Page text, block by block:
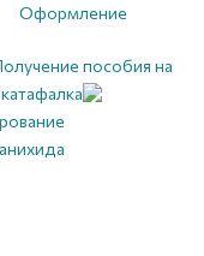
Оформление
пособия на